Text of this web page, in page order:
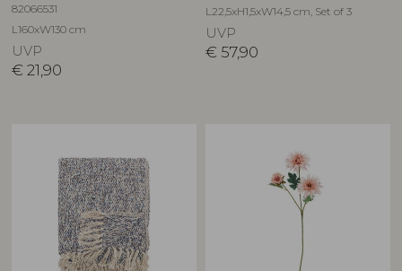
82066531
L160xW130 cm
UVP
€ 21,90
L22,5xH1,5xW14,5 cm, Set of 3
UVP
€ 57,90